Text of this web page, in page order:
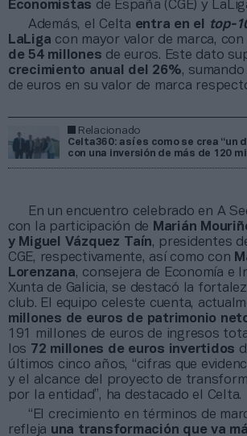
Economistas de España (CGE) y
Además, el Celta entra en el top-
LaLiga con mayor valor de marca, con
de 54 millones de euros. Este dato
crecimiento anual del 26%,
de euros en su valor de marca
Relacionado
Celta360: así es como se crea “un
con una inversión de más de 120
En un encuentro celebrado en A
con la participación de Marián
y Miguel Vázquez Taín, presidentes
CGE, respectivamente, así como con
Lorenzana, consejera de Economía e
Xunta de Galicia, se destacó la
club. El equipo celeste cuenta,
millones de euros de patrimonio
191 millones de euros de ingresos
los 72 millones de euros invertidos
últimos cinco años, “cifras que
y el alcance del proyecto de
por la entidad”, ha destacado el Celta.
“El crecimiento en términos de
refleja una transformación que va